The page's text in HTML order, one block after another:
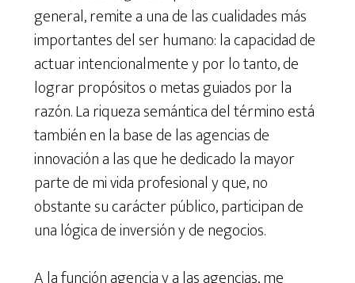
general, remite a una de las cualidades más
importantes del ser humano: la capacidad de
actuar intencionalmente y por lo tanto, de
lograr propósitos o metas guiados por la
razón. La riqueza semántica del término está
también en la base de las agencias de
innovación a las que he dedicado la mayor
parte de mi vida profesional y que, no
obstante su carácter público, participan de
una lógica de inversión y de negocios.